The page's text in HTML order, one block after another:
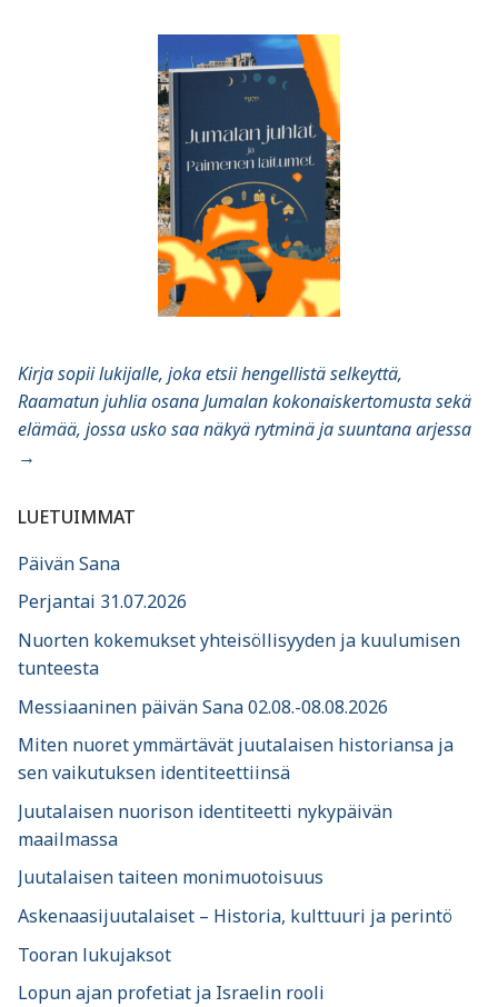
Kirja sopii lukijalle, joka etsii hengellistä selkeyttä,
Raamatun juhlia osana Jumalan kokonaiskertomusta sekä
elämää, jossa usko saa näkyä rytminä ja suuntana arjessa
→
LUETUIMMAT
Päivän Sana
Perjantai 31.07.2026
Nuorten kokemukset yhteisöllisyyden ja kuulumisen
tunteesta
Messiaaninen päivän Sana 02.08.-08.08.2026
Miten nuoret ymmärtävät juutalaisen historiansa ja
sen vaikutuksen identiteettiinsä
Juutalaisen nuorison identiteetti nykypäivän
maailmassa
Juutalaisen taiteen monimuotoisuus
Askenaasijuutalaiset – Historia, kulttuuri ja perintö
Tooran lukujaksot
Lopun ajan profetiat ja Israelin rooli